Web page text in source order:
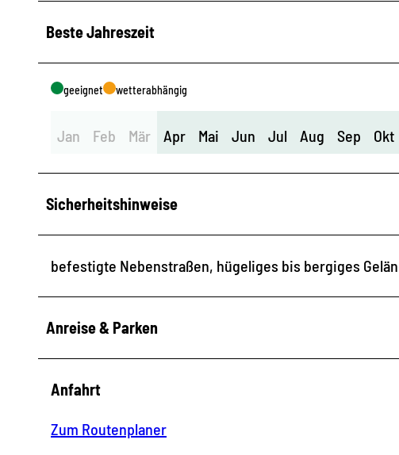
Beste Jahreszeit
geeignet wetterabhängig
Jan Feb Mär Apr Mai Jun Jul Aug Sep Okt
Sicherheitshinweise
befestigte Nebenstraßen, hügeliges bis bergiges
Anreise & Parken
Anfahrt
Zum Routenplaner